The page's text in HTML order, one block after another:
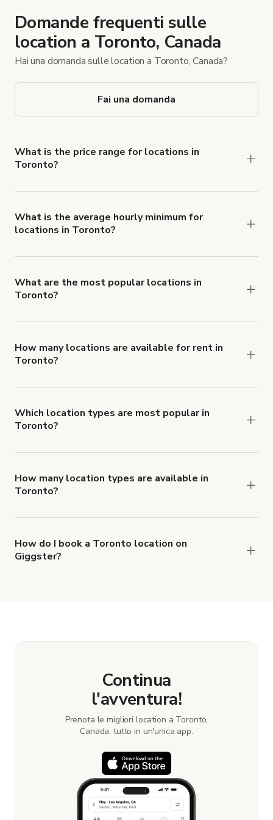
Domande frequenti sulle
location a Toronto, Canada
Hai una domanda sulle location a Toronto, Canada?
Fai una domanda
What is the price range for locations in
Toronto?
range from $20 CAD to $10.000 CAD per hour
for spaces in Toronto.
What is the average hourly minimum for
locations in Toronto?
What are the most popular locations in
Toronto?
Daylight Studio Torontoand
@TorontoShutterbugs: Loft Hard nel centro di Toronto
How many locations are available for rent in
Toronto?
Which location types are most popular in
Toronto?
locations.
How many location types are available in
Toronto?
How do I book a Toronto location on
Giggster?
Continua
l'avventura!
Prenota le migliori location a Toronto,
Canada, tutto in un'unica app.